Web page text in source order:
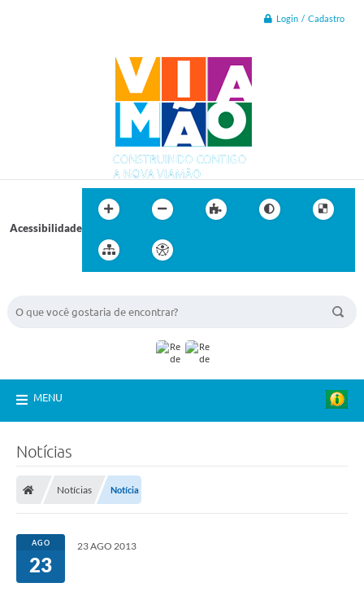
Login / Cadastro
Acessibilidade
MENU
Notícias
Notícias Notícia
AGO
23
23 AGO 2013